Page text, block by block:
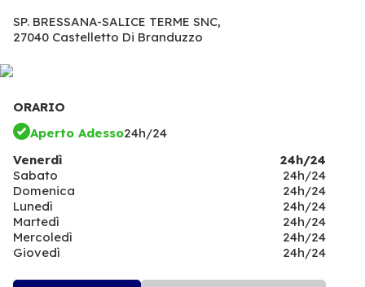
SP. BRESSANA-SALICE TERME SNC,
27040 Castelletto Di Branduzzo
ORARIO
Aperto Adesso24h/24
Venerdì
24h/24
Sabato
24h/24
Domenica
24h/24
Lunedì
24h/24
Martedì
24h/24
Mercoledì
24h/24
Giovedì
24h/24